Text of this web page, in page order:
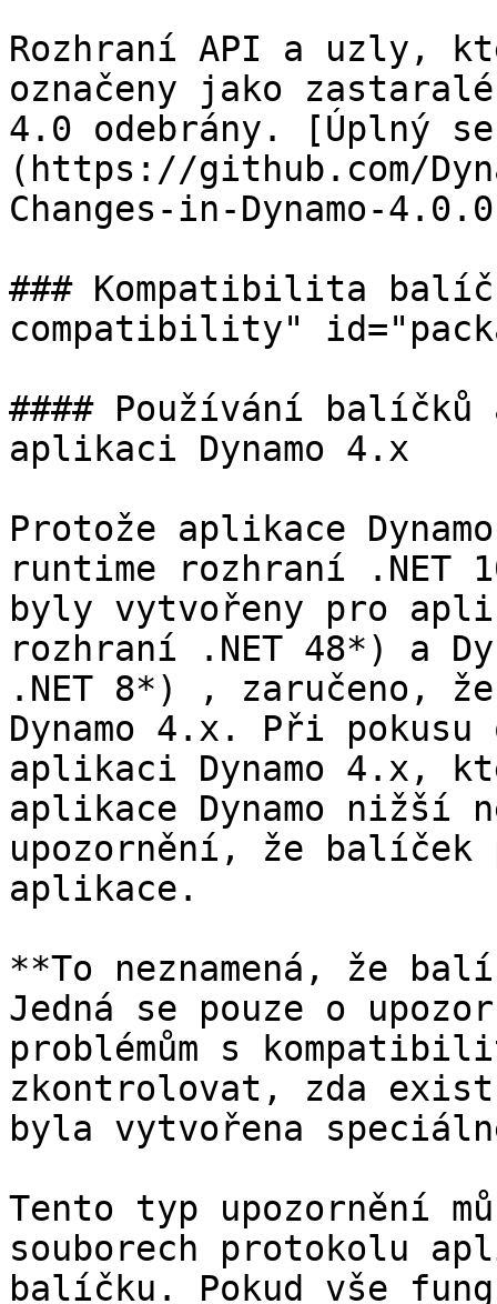
Rozhraní API a uzly,
označeny jako
4.0 odebrány. [Úplný
(https://github.com/
Changes-in-Dynamo-
### Kompatibilita
compatibility"
#### Používání balíčků
aplikaci Dynamo 4.x
Protože aplikace
runtime rozhraní
byly vytvořeny pro
rozhraní .NET 48*) a
.NET 8*) , zaručeno,
Dynamo 4.x. Při
aplikaci Dynamo 4.x,
aplikace Dynamo nižší
upozornění, že
aplikace.
**To neznamená, že
Jedná se pouze o
problémům s
zkontrolovat, zda
byla vytvořena
Tento typ upozornění
souborech protokolu
balíčku. Pokud vše